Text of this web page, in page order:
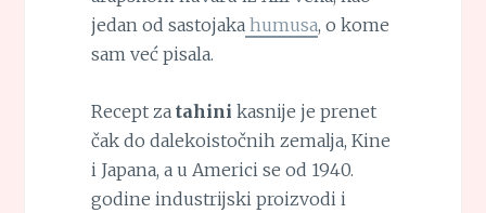
jedan od sastojakahumusa, o kome
sam već pisala.
Recept za tahini kasnije je prenet
čak do dalekoistočnih zemalja, Kine
i Japana, a u Americi se od 1940.
godine industrijski proizvodi i